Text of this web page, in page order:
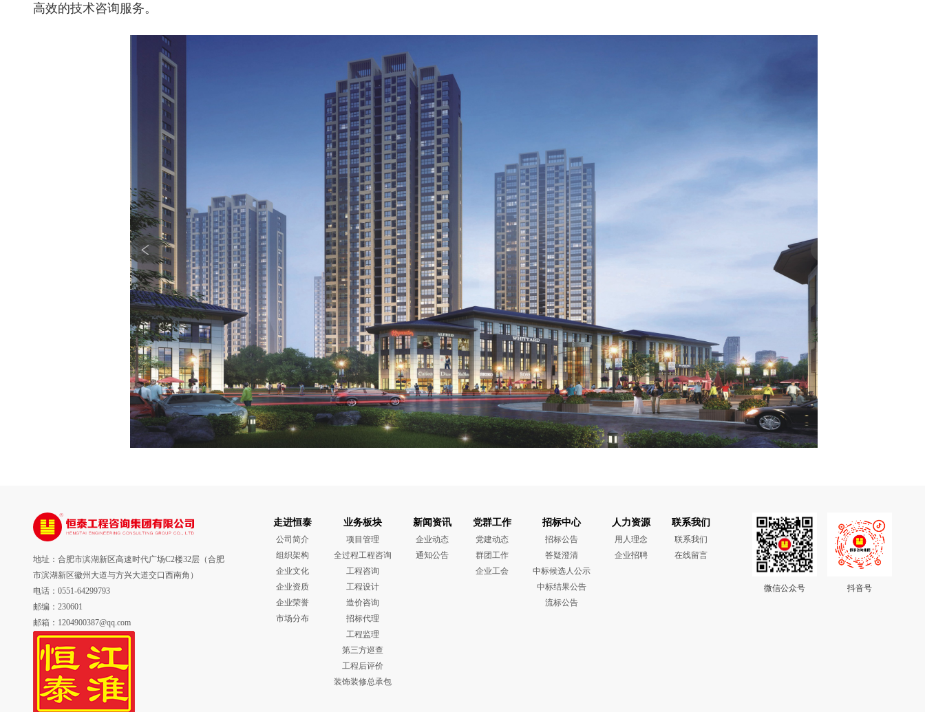
高效的技术咨询服务。
地址：合肥市滨湖新区高速时代广场C2楼32层（合肥
市滨湖新区徽州大道与方兴大道交口西南角）
电话：0551-64299793
邮编：230601
邮箱：1204900387@qq.com
走进恒泰
公司简介
组织架构
企业文化
企业资质
企业荣誉
市场分布
业务板块
项目管理
全过程工程咨询
工程咨询
工程设计
造价咨询
招标代理
工程监理
第三方巡查
工程后评价
装饰装修总承包
新闻资讯
企业动态
通知公告
党群工作
党建动态
群团工作
企业工会
招标中心
招标公告
答疑澄清
中标候选人公示
中标结果公告
流标公告
人力资源
用人理念
企业招聘
联系我们
联系我们
在线留言
微信公众号 抖音号